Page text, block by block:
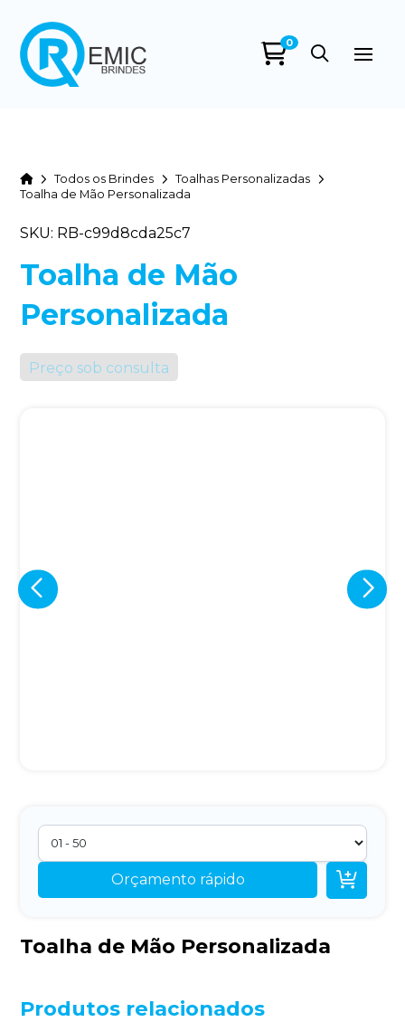
0
HomeTodos os Brindes
Toalhas Personalizadas
Toalha de Mão Personalizada
SKU: RB-c99d8cda25c7
Toalha de Mão
Personalizada
Preço sob consulta
Orçamento rápido 
Toalha de Mão Personalizada
Produtos relacionados